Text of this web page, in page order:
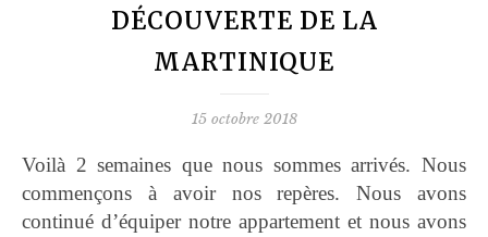
DÉCOUVERTE DE LA
MARTINIQUE
15 octobre 2018
Voilà 2 semaines que nous sommes arrivés. Nous
commençons à avoir nos repères. Nous avons
continué d’équiper notre appartement et nous avons